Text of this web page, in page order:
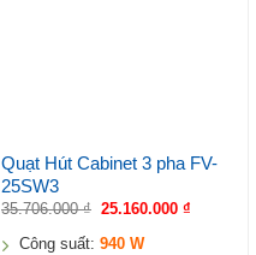
Quạt Hút Cabinet 3 pha FV-
25SW3
35.706.000₫ 25.160.000 ₫
Công suất: 940 W